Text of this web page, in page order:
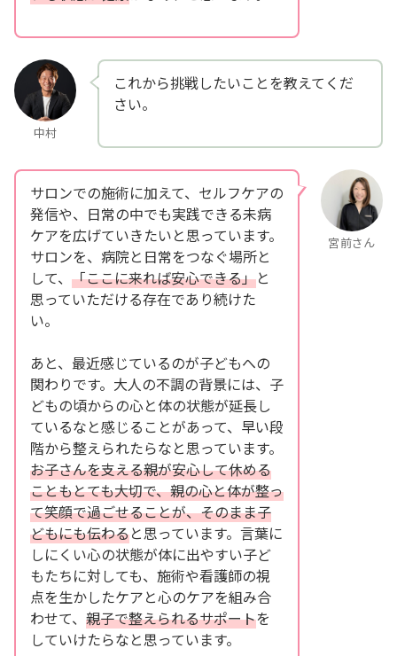
中村
これから挑戦したいことを教えてくだ
さい。
宮前さん
サロンでの施術に加えて、セルフケアの
発信や、日常の中でも実践できる未病
ケアを広げていきたいと思っています。
サロンを、病院と日常をつなぐ場所と
して、 「ここに来れば安心できる」と
思っていただける存在であり続けた
い。
あと、最近感じているのが子どもへの
関わりです。大人の不調の背景には、子
どもの頃からの心と体の状態が延長し
ているなと感じることがあって、早い段
階から整えられたらなと思っています。
お子さんを支える親が安心して休める
こともとても大切で、親の心と体が整っ
て笑顔で過ごせることが、そのまま子
どもにも伝わると思っています。言葉に
しにくい心の状態が体に出やすい子ど
もたちに対しても、施術や看護師の視
点を生かしたケアと心のケアを組み合
わせて、 親子で整えられるサポートを
していけたらなと思っています。